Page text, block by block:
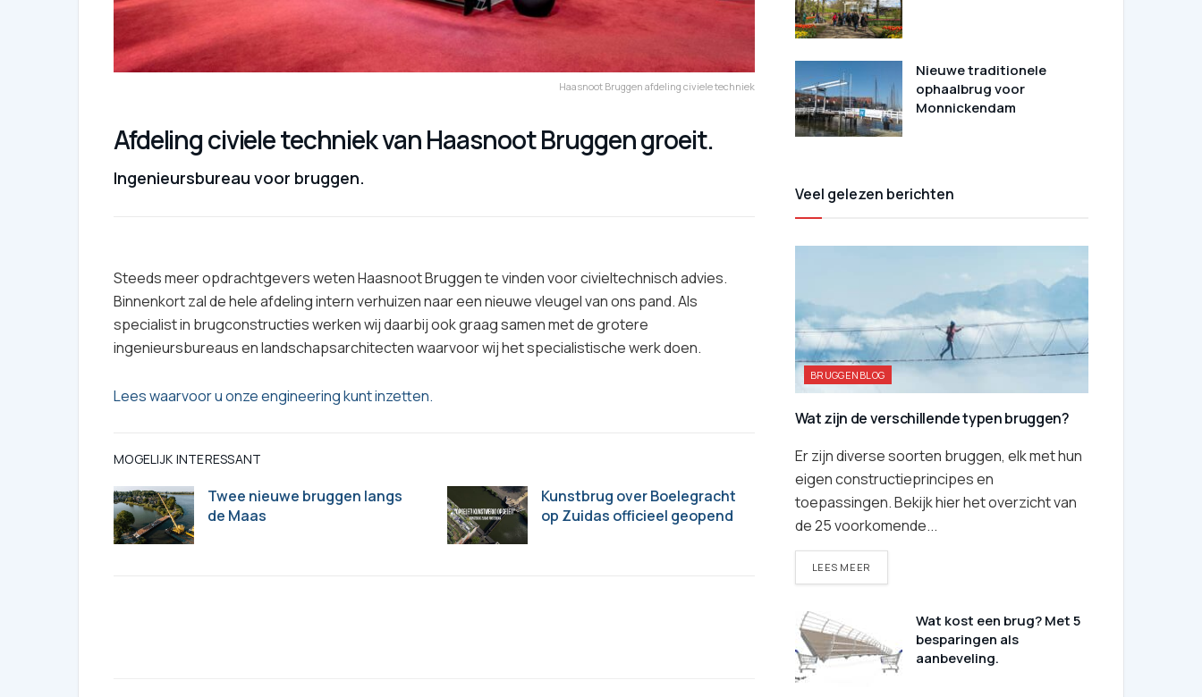
Haasnoot Bruggen afdeling civiele techniek
Afdeling civiele techniek van Haasnoot Bruggen groeit.
Ingenieursbureau voor bruggen.
Steeds meer opdrachtgevers weten Haasnoot Bruggen te vinden voor civieltechnisch advies.
Binnenkort zal de hele afdeling intern verhuizen naar een nieuwe vleugel van ons pand. Als
specialist in brugconstructies werken wij daarbij ook graag samen met de grotere
ingenieursbureaus en landschapsarchitecten waarvoor wij het specialistische werk doen.
Lees waarvoor u onze engineering kunt inzetten.
MOGELIJK INTERESSANT
Twee nieuwe bruggen langs
de Maas
Kunstbrug over Boelegracht
op Zuidas officieel geopend
Nieuwe traditionele
ophaalbrug voor
Monnickendam
Veel gelezen berichten
BRUGGENBLOG
Wat zijn de verschillende typen bruggen?
Er zijn diverse soorten bruggen, elk met hun
eigen constructieprincipes en
toepassingen. Bekijk hier het overzicht van
de 25 voorkomende...
LEES MEER
Wat kost een brug? Met 5
besparingen als
aanbeveling.